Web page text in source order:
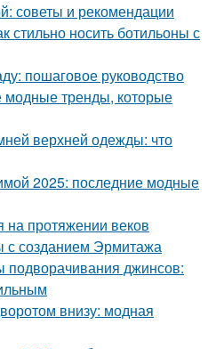
советы и рекомендации
стильно носить ботильоны с
пошаговое руководство
тренды, которые
верхней одежды: что
2025: последние модные
на протяжении веков
с созданием Эрмитажа
джинсов:
внизу: модная